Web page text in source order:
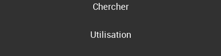
Chercher
Utilisation